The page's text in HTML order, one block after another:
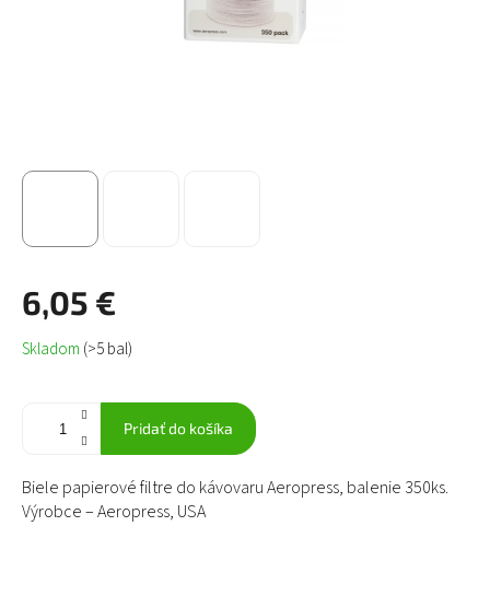
6,05 €
Jednotková
cena:
Skladom (>5 bal)
Pridať do košíka
Biele papierové filtre do kávovaru Aeropress, balenie 350ks.
Výrobce – Aeropress, USA